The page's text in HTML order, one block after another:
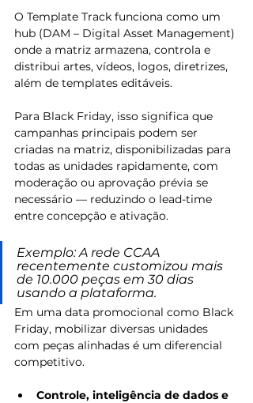
O Template Track funciona como um
hub (DAM – Digital Asset Management)
onde a matriz armazena, controla e
distribui artes, vídeos, logos, diretrizes,
além de templates editáveis.
Para Black Friday, isso significa que
campanhas principais podem ser
criadas na matriz, disponibilizadas para
todas as unidades rapidamente, com
moderação ou aprovação prévia se
necessário — reduzindo o lead-time
entre concepção e ativação.
Exemplo: A rede CCAA
recentemente customizou mais
de 10.000 peças em 30 dias
usando a plataforma.
Em uma data promocional como Black
Friday, mobilizar diversas unidades
com peças alinhadas é um diferencial
competitivo.
Controle, inteligência de dados e